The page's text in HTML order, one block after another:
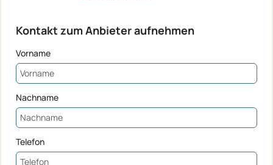
Kontakt zum Anbieter aufnehmen
Vorname
Nachname
Telefon